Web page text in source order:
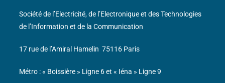
Société de l’Electricité, de l’Electronique et des Technologies
de l’Information et de la Communication
17 rue de l’Amiral Hamelin 75116 Paris
Métro : « Boissière » Ligne 6 et « Iéna » Ligne 9